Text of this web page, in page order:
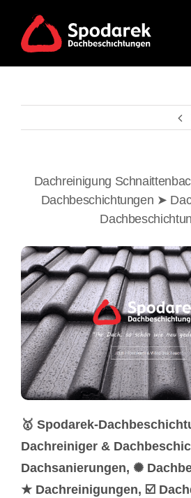
content
Dachreinigung
Dachbeschichtungen ➤
🥇 Spodarek-
Dachreiniger &
Dachsanierungen, ✺
★ Dachreinigungen, ☑️